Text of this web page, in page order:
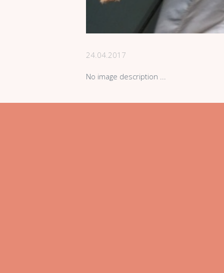
24.04.2017
No image description ...